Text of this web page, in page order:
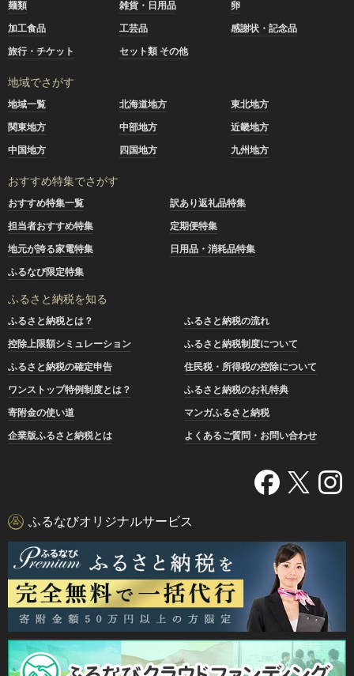
麺類
雑貨・日用品
卵
加工食品
工芸品
感謝状・記念品
旅行・チケット
セット類 その他
地域でさがす
地域一覧 北海道地方
東北地方
関東地方
中部地方
近畿地方
中国地方
四国地方 九州地方
おすすめ特集でさがす
おすすめ特集一覧
訳あり返礼品特集
担当者おすすめ特集
定期便特集
地元が誇る家電特集
日用品・消耗品特集
ふるなび限定特集
ふるさと納税を知る
ふるさと納税とは？
ふるさと納税の流れ
控除上限額シミュレーション
ふるさと納税制度について
ふるさと納税の確定申告
住民税・所得税の控除について
ワンストップ特例制度とは？
ふるさと納税のお礼特典
寄附金の使い道
マンガふるさと納税
企業版ふるさと納税とは
よくあるご質問・お問い合わせ
ふるなびオリジナルサービス